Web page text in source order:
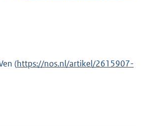
n
(E
https://nos.nl/artikel/2615907-